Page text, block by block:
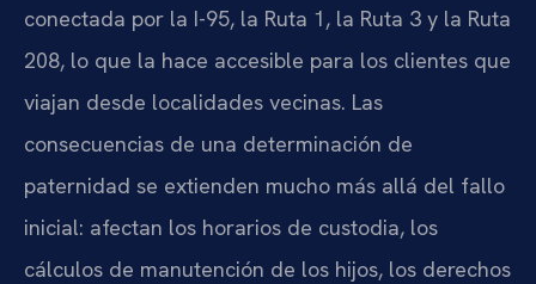
conectada por la I-95, la Ruta 1, la Ruta 3 y la Ruta
208, lo que la hace accesible para los clientes que
viajan desde localidades vecinas. Las
consecuencias de una determinación de
paternidad se extienden mucho más allá del fallo
inicial: afectan los horarios de custodia, los
cálculos de manutención de los hijos, los derechos